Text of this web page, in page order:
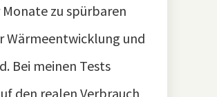
zu spürbaren
Wärmeentwicklung und
Bei meinen Tests
den realen Verbrauch